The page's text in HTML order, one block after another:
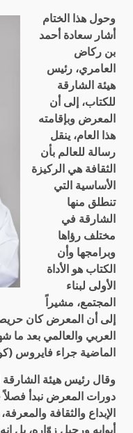
وحول هذا الختام
أشار سعادة أحمد
بن ركاض
العامري، رئيس
هيئة الشارقة
للكتاب، إلى أن
المعرض وبإقامته
هذا العام، ينقل
رسالة للعالم بأن
الثقافة هي الركيزة
الأساسية التي
تنطلق منها
الشارقة في
مختلف رؤاها
وبرامجها وأن
الكتاب هو الأداة
الأولى لبناء
المجتمع، مشيراً
إلى أن المعرض كان
العربي والعالمي بعد ما
الماضية جراء فايروس
وقال رئيس هيئة الشارقة
دورات المعرض نبدأ
الإبداع والثقافة
أبوابه ورحيل زوّاره، بل